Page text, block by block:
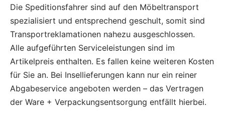
Die Speditionsfahrer sind auf den Möbeltransport
spezialisiert und entsprechend geschult, somit sind
Transportreklamationen nahezu ausgeschlossen.
Alle aufgeführten Serviceleistungen sind im
Artikelpreis enthalten. Es fallen keine weiteren Kosten
für Sie an. Bei Insellieferungen kann nur ein reiner
Abgabeservice angeboten werden – das Vertragen
der Ware + Verpackungsentsorgung entfällt hierbei.